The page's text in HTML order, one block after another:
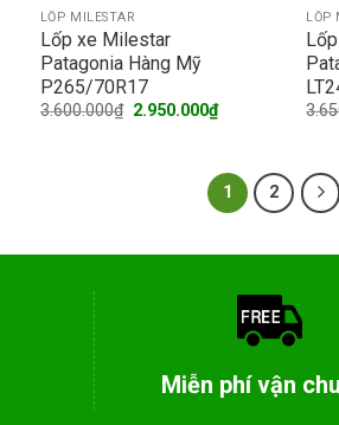
LỐP MILESTAR
Lốp xe Milestar
Patagonia Hàng Mỹ
P265/70R17
3.600.000₫ Original
2.950.000₫Current
LỐP
1 2
Miễn phí vận